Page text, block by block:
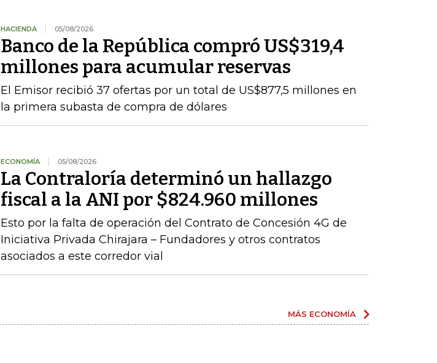
HACIENDA 05/08/2026
Banco de la República compró US$319,4
millones para acumular reservas
El Emisor recibió 37 ofertas por un total de US$877,5 millones en
la primera subasta de compra de dólares
ECONOMÍA 05/08/2026
La Contraloría determinó un hallazgo
fiscal a la ANI por $824.960 millones
Esto por la falta de operación del Contrato de Concesión 4G de
Iniciativa Privada Chirajara – Fundadores y otros contratos
asociados a este corredor vial
MÁS ECONOMÍA